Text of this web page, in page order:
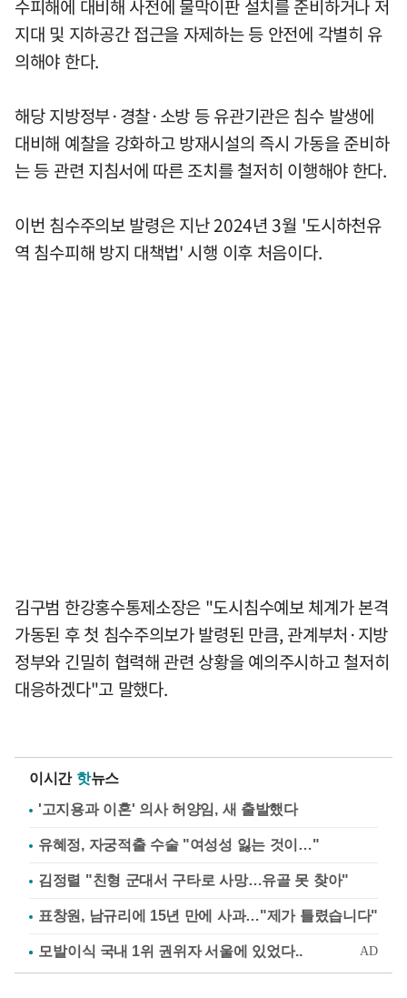
수피해에 대비해 사전에 물막이판 설치를 준비하거나 저
지대 및 지하공간 접근을 자제하는 등 안전에 각별히 유
의해야 한다.
해당 지방정부·경찰·소방 등 유관기관은 침수 발생에
대비해 예찰을 강화하고 방재시설의 즉시 가동을 준비하
는 등 관련 지침서에 따른 조치를 철저히 이행해야 한다.
이번 침수주의보 발령은 지난 2024년 3월 '도시하천유
역 침수피해 방지 대책법' 시행 이후 처음이다.
김구범 한강홍수통제소장은 "도시침수예보 체계가 본격
가동된 후 첫 침수주의보가 발령된 만큼, 관계부처·지방
정부와 긴밀히 협력해 관련 상황을 예의주시하고 철저히
대응하겠다"고 말했다.
이시간 핫뉴스
'고지용과 이혼' 의사 허양임, 새 출발했다
유혜정, 자궁적출 수술 "여성성 잃는 것이…"
김정렬 "친형 군대서 구타로 사망…유골 못 찾아"
표창원, 남규리에 15년 만에 사과…"제가 틀렸습니다"